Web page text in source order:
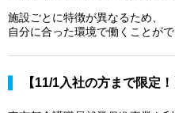
施設ごとに特徴が異なるため、
自分に合った環境で働くことがで
【11/1入社の方まで限定！